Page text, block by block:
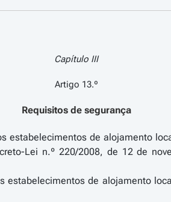
Capítulo III
Artigo 13.º
Requisitos de segurança
estabelecimentos de alojamento
Lei n.º 220/2008, de 12 de
estabelecimentos de alojamento